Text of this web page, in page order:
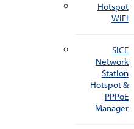
Hotspot
WiFi
SICE
Network
Station
Hotspot &
PPPoE
Manager